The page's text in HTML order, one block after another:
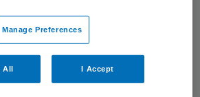
Manage Preferences
All I Accept